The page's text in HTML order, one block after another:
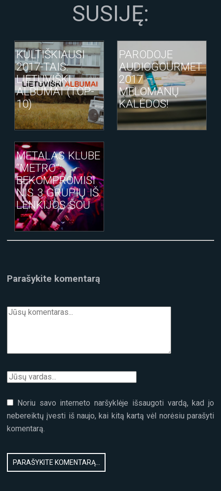
SUSIJĘ:
KULTIŠKIAUSI
2017-TAIS:
LIETUVIŠKI
ALBUMAI (TOP-
10)
PARODOJE
AUDIOGOURMET
2017 –
MELOMANŲ
KALĖDOS!
METALAS KLUBE
“METRO”:
BEKOMPROMISI
NIS 3 GRUPIŲ IŠ
LENKIJOS ŠOU
Parašykite komentarą
Noriu savo interneto naršyklėje išsaugoti vardą, kad jo
nebereiktų įvesti iš naujo, kai kitą kartą vėl norėsiu parašyti
komentarą.